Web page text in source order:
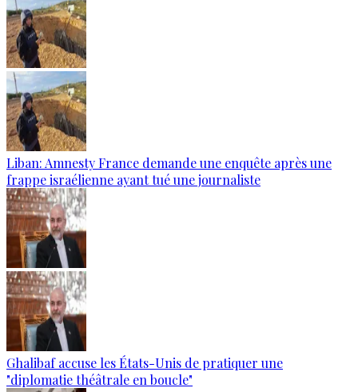
Liban: Amnesty France demande une enquête après une
frappe israélienne ayant tué une journaliste
Ghalibaf accuse les États-Unis de pratiquer une
"diplomatie théâtrale en boucle"